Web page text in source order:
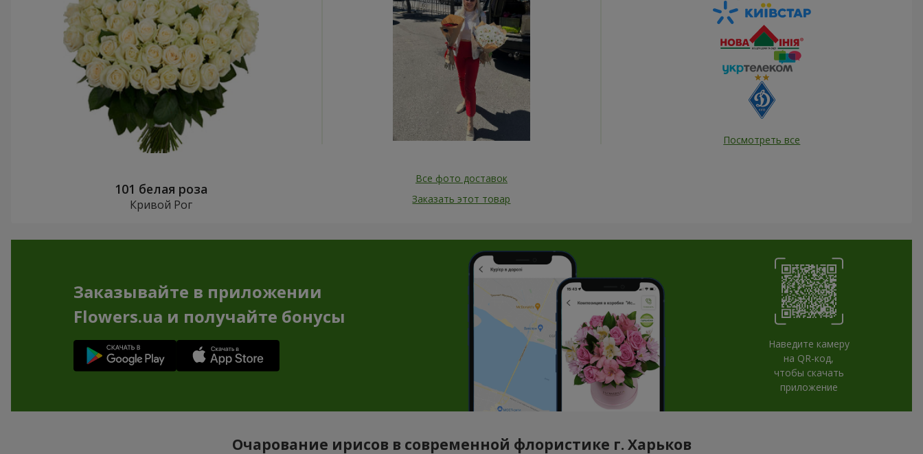
101 белая роза
Кривой Рог
Все фото доставок
Заказать этот товар
Посмотреть все
Заказывайте в приложении
Flowers.ua и получайте бонусы
Наведите камеру
на QR-код,
чтобы скачать
приложение
Очарование ирисов в современной флористике г. Харьков